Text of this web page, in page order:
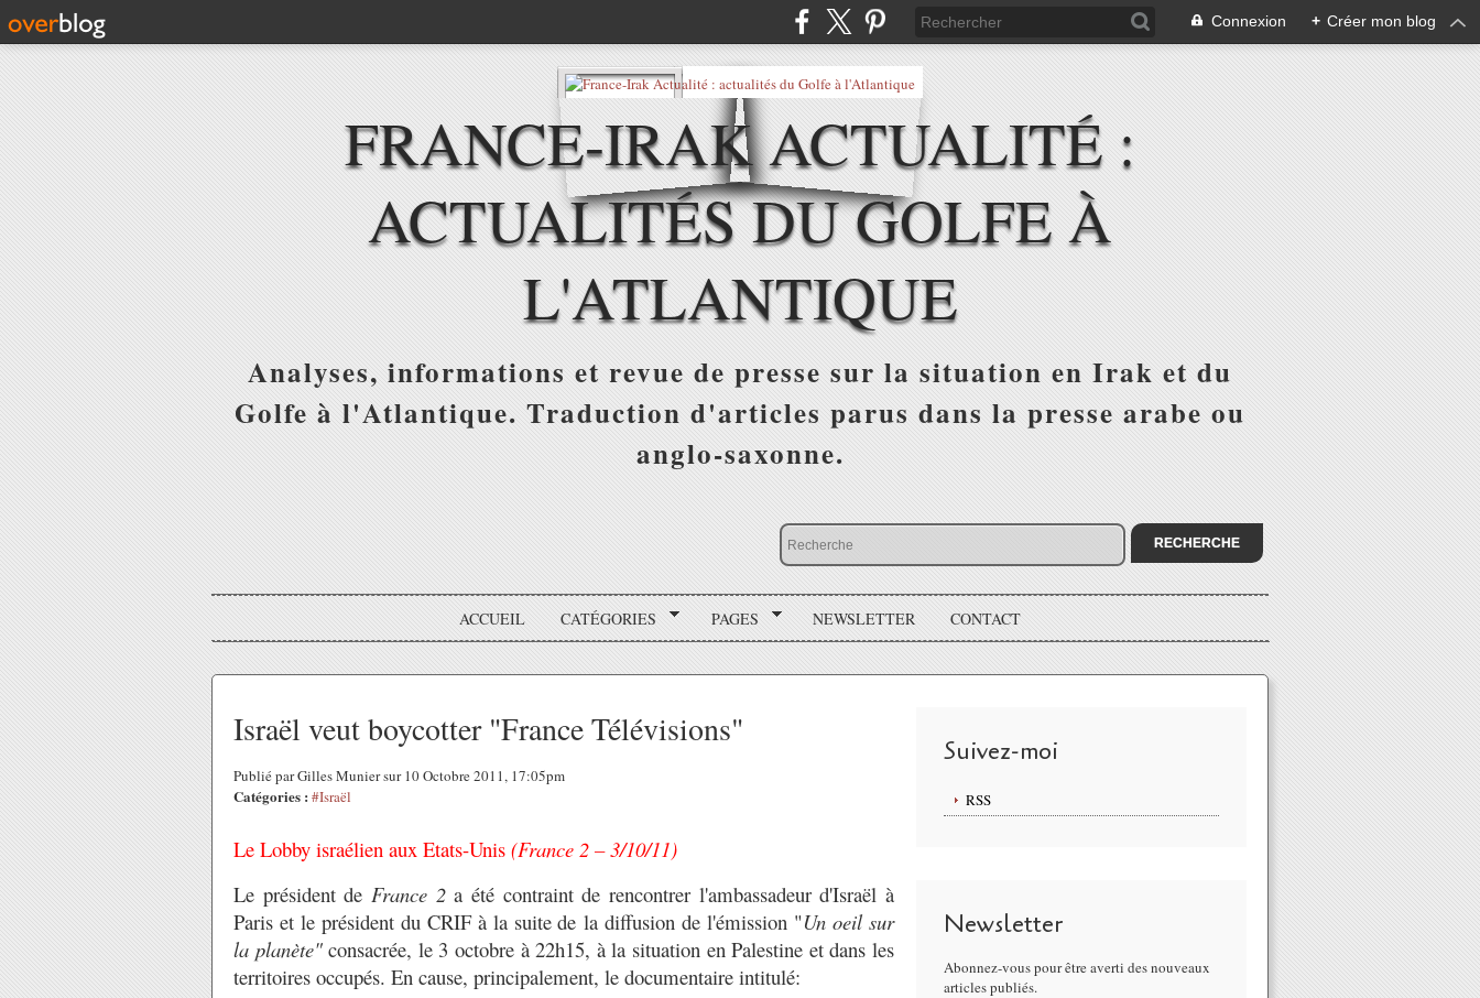
Connexion + Créer mon blog
FRANCE-IRAK ACTUALITÉ :
ACTUALITÉS DU GOLFE À
L'ATLANTIQUE
Analyses, informations et revue de presse sur la situation en Irak et du
Golfe à l'Atlantique. Traduction d'articles parus dans la presse arabe ou
anglo-saxonne.
ACCUEIL CATÉGORIES PAGES NEWSLETTER CONTACT
Israël veut boycotter "France Télévisions"
Publié par Gilles Munier sur 10 Octobre 2011, 17:05pm
Catégories : #Israël
Le Lobby israélien aux Etats-Unis (France 2 – 3/10/11)
Le président de France 2a été contraint de rencontrer l'ambassadeur d'Israël à
Paris et le président du CRIF à la suite de la diffusion de l'émission "Un oeil sur
la planète"consacrée, le 3 octobre à 22h15, à la situation en Palestine et dans les
territoires occupés. En cause, principalement, le documentaire intitulé:
Suivez-moi
RSS
Newsletter
Abonnez-vous pour être averti des nouveaux
articles publiés.